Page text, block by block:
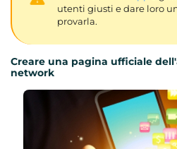
utenti giusti e dare loro
provarla.
Creare una pagina ufficiale
network